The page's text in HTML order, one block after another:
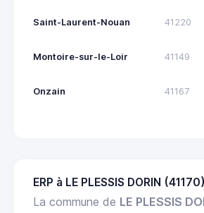
Saint-Laurent-Nouan 41220
Montoire-sur-le-Loir 41149
Onzain 41167
ERP à LE PLESSIS DORIN
La commune de LE PLESSIS